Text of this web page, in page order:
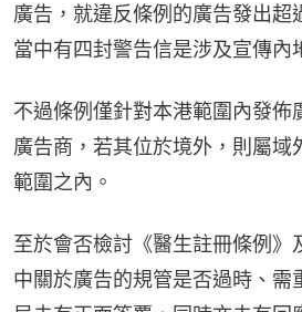
廣告，就違反條例的廣告發出超
當中有四封警告信是涉及宣傳內
不過條例僅針對本港範圍內發佈
廣告商，若其位於境外，則屬域
範圍之內。
至於會否檢討《醫生註冊條例》
中關於廣告的規管是否過時、需